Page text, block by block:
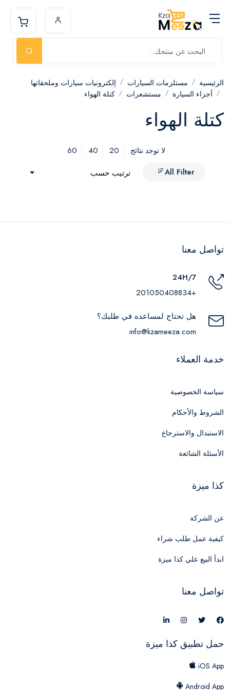
الرئيسية مستلزمات السيارات
إلكترونيات سيارات وملحقاتها
أجزاء السيارة
مستشعرات كتلة الهواء
كتلة الهواء
لا توجد نتائج 20
40
60
All Filter
ترتيب حسب
تواصل معنا
24H/7
+201050408834
هل تحتاج لمساعده في طلبك؟
info@kzameeza.com
خدمة العملاء
سياسة الخصوصية
الشروط والأحكام
الاستبدال والاسترجاع
الأسئلة الشائعة
كذا ميزة
عن الشركة
كيفية عمل طلب شراء
ابدأ البيع علي كذا ميزة
تواصل معنا
حمل تطبيق كذا ميزة
iOS App
Android App